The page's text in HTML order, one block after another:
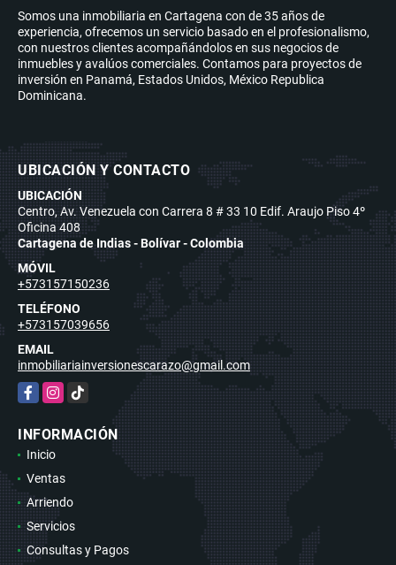
Somos una inmobiliaria en Cartagena con de 35 años de
experiencia, ofrecemos un servicio basado en el profesionalismo,
con nuestros clientes acompañándolos en sus negocios de
inmuebles y avalúos comerciales. Contamos para proyectos de
inversión en Panamá, Estados Unidos, México Republica
Dominicana.
UBICACIÓN Y CONTACTO
UBICACIÓN
Centro, Av. Venezuela con Carrera 8 # 33 10 Edif. Araujo Piso 4º
Oficina 408
Cartagena de Indias - Bolívar - Colombia
MÓVIL
+573157150236
TELÉFONO
+573157039656
EMAIL
inmobiliariainversionescarazo@gmail.com
FacebookInstagram
TikTok
INFORMACIÓN
Inicio
Ventas
Arriendo
Servicios
Consultas y Pagos